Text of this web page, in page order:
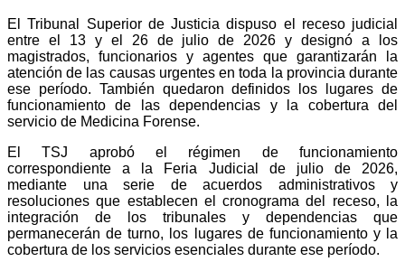
El Tribunal Superior de Justicia dispuso el receso judicial
entre el 13 y el 26 de julio de 2026 y designó a los
magistrados, funcionarios y agentes que garantizarán la
atención de las causas urgentes en toda la provincia durante
ese período. También quedaron definidos los lugares de
funcionamiento de las dependencias y la cobertura del
servicio de Medicina Forense.
El TSJ aprobó el régimen de funcionamiento
correspondiente a la Feria Judicial de julio de 2026,
mediante una serie de acuerdos administrativos y
resoluciones que establecen el cronograma del receso, la
integración de los tribunales y dependencias que
permanecerán de turno, los lugares de funcionamiento y la
cobertura de los servicios esenciales durante ese período.